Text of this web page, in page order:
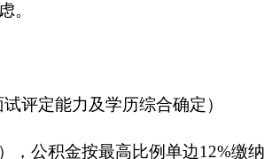
。
评定能力及学历综合确定）
，公积金按最高比例单边12%缴纳